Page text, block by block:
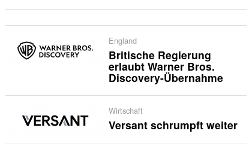
England
Britische Regierung
erlaubt Warner Bros.
Discovery-Übernahme
Wirtschaft
Versant schrumpft weiter